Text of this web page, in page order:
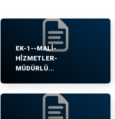
EK-1--MALİ-
HİZMETLER-
MÜDÜRLÜ...